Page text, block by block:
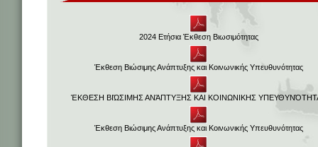
2024 Ετήσια Έκθεση Βιωσιμότητας
Έκθεση Βιώσιμης Ανάπτυξης και Κοινωνικής Υπευθυνότητας
ΈΚΘΕΣΗ ΒΙΏΣΙΜΗΣ ΑΝΆΠΤΥΞΗΣ ΚΑΙ ΚΟΙΝΩΝΙΚΗΣ
Έκθεση Βιώσιμης Ανάπτυξης και Κοινωνικής Υπευθυνότητας